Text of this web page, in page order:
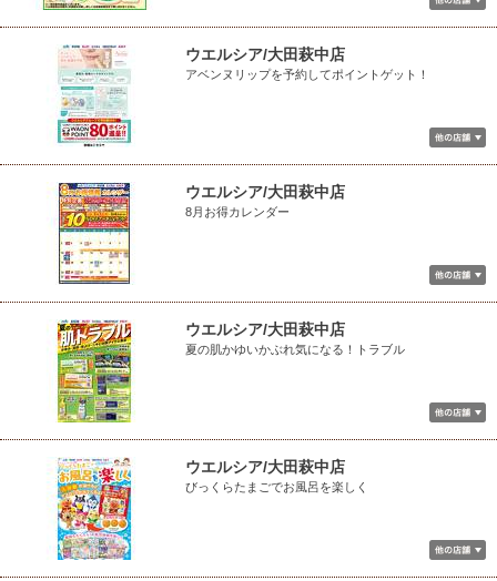
ウエルシア/大田萩中店
アベンヌリップを予約してポイントゲット！
ウエルシア/大田萩中店
8月お得カレンダー
ウエルシア/大田萩中店
夏の肌かゆいかぶれ気になる！トラブル
ウエルシア/大田萩中店
びっくらたまごでお風呂を楽しく